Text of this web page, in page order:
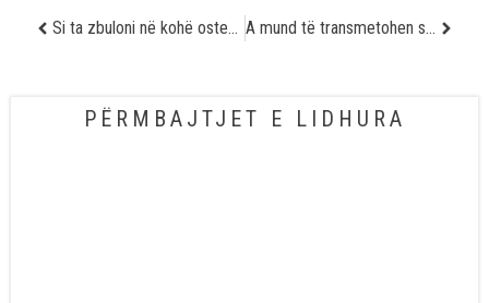
Si ta zbuloni në kohë osteoporozën? A mund të transmetohen sëmundjet nëpërmjet pështymës?
PËRMBAJTJET E LIDHURA